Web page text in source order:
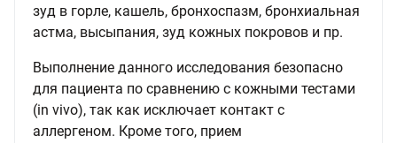
зуд в горле, кашель, бронхоспазм, бронхиальная
астма, высыпания, зуд кожных покровов и пр.
Выполнение данного исследования безопасно
для пациента по сравнению с кожными тестами
(in vivo), так как исключает контакт с
аллергеном. Кроме того, прием